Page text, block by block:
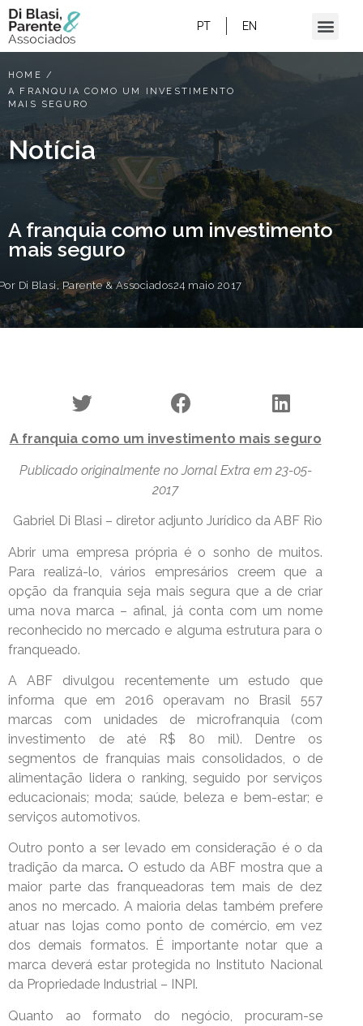
PT EN
HOME /
A FRANQUIA COMO UM INVESTIMENTO
MAIS SEGURO
Notícia
A franquia como um investimento
mais seguro
Di Blasi, Parente & Associados24 maio 2017
A franquia como um investimento mais seguro
Publicado originalmente no Jornal Extra em 23-05-
2017
Gabriel Di Blasi – diretor adjunto Jurídico da ABF Rio
Abrir uma empresa própria é o sonho de muitos.
Para realizá-lo, vários empresários creem que a
opção da franquia seja mais segura que a de criar
uma nova marca – afinal, já conta com um nome
reconhecido no mercado e alguma estrutura para o
franqueado.
A ABF divulgou recentemente um estudo que
informa que em 2016 operavam no Brasil 557
marcas com unidades de microfranquia (com
investimento de até R$ 80 mil). Dentre os
segmentos de franquias mais consolidados, o de
alimentação lidera o ranking, seguido por serviços
educacionais; moda; saúde, beleza e bem-estar; e
serviços automotivos.
Outro ponto a ser levado em consideração é o da
tradição da marca. O estudo da ABF mostra que a
maior parte das franqueadoras tem mais de dez
anos no mercado. A maioria delas também prefere
atuar nas lojas como ponto de comércio, em vez
dos demais formatos. É importante notar que a
marca deverá estar protegida no Instituto Nacional
da Propriedade Industrial – INPI.
Quanto ao formato do negócio, procuram-se